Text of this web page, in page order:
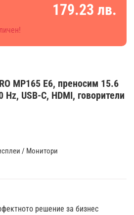
MP165 E6, преносим 15.6
Hz, USB-C, HDMI, говорители
/ Монитори
решение за бизнес
179.23 лв.